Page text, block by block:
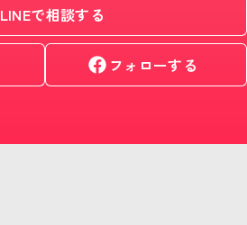
LINEで相談する
フォローする